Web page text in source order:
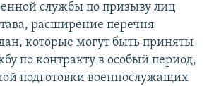
службы по призыву лиц
расширение перечня
которые могут быть приняты
по контракту в особый период,
подготовки военнослужащих